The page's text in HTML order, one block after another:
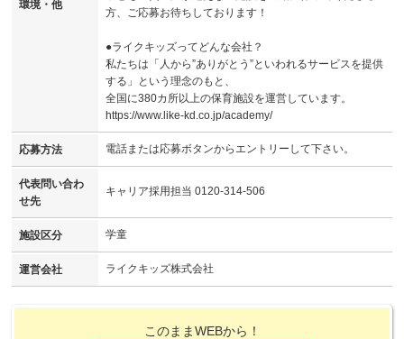
環境・他
方、ご応募お待ちしております！
●ライクキッズってどんな会社？
私たちは「人から”ありがとう”といわれるサービスを提供
する」という理念のもと、
全国に380カ所以上の保育施設を運営しています。
https://www.like-kd.co.jp/academy/
応募方法 電話または応募ボタンからエントリーして下さい。
代表問い合わ
せ先
キャリア採用担当 0120-314-506
施設区分 学童
運営会社 ライクキッズ株式会社
このままWEBから！